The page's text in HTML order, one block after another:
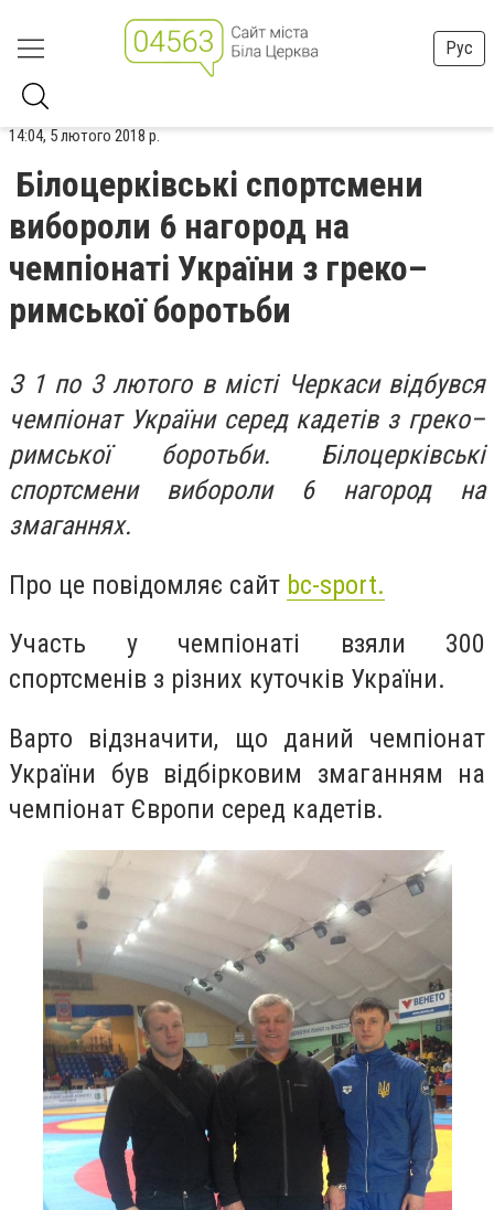
Рус
14:04, 5 лютого 2018 р.
Білоцерківські спортсмени
вибороли 6 нагород на
чемпiонаті України з греко–
римської боротьби
З 1 по 3 лютого в місті Черкаси відбувся
чемпiонат України серед кадетiв з греко–
римської боротьби. Білоцерківські
спортсмени вибороли 6 нагород на
змаганнях.
Про це повідомляє сайт bc-sport.
Участь у чемпіонаті взяли 300
спортсменів з різних куточків України.
Варто відзначити, що даний чемпіонат
України був відбірковим змаганням на
чемпіонат Європи серед кадетів.